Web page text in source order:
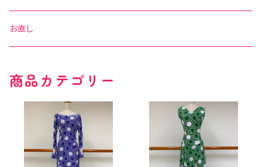
その他の柄
花柄
その他の柄
水玉
ベルト
お直し
商品カテゴリー